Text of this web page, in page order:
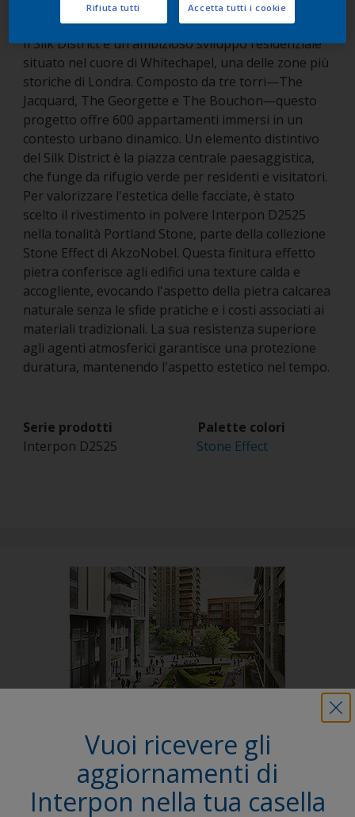
Il Silk District è un ambizioso sviluppo residenziale
situato nel cuore di Whitechapel, una delle zone più
storiche di Londra. Composto da tre torri—The
Jacquard, The Georgette e The Bouchon—questo
progetto offre 600 appartamenti immersi in un
contesto urbano dinamico. Un elemento distintivo
del Silk District è la piazza centrale paesaggistica,
che funge da rifugio verde per residenti e visitatori.
Per valorizzare l'estetica delle facciate, è stato
scelto il rivestimento in polvere Interpon D2525
nella tonalità Portland Stone, parte della collezione
Stone Effect di AkzoNobel. Questa finitura effetto
pietra conferisce agli edifici una texture calda e
accogliente, evocando l'aspetto della pietra calcarea
naturale senza le sfide pratiche e i costi associati ai
materiali tradizionali. La sua resistenza superiore
agli agenti atmosferici garantisce una protezione
duratura, mantenendo l'aspetto estetico nel tempo.
Serie prodotti Palette colori
Interpon D2525 Stone Effect
Vuoi ricevere gli
aggiornamenti di
Interpon nella tua casella
Follow Us
Rifiuta tutti Accetta tutti i cookie